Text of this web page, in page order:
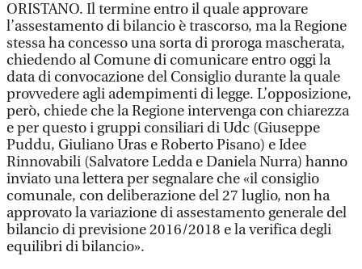
ORISTANO. Il termine entro il quale approvare
l’assestamento di bilancio è trascorso, ma la Regione
stessa ha concesso una sorta di proroga mascherata,
chiedendo al Comune di comunicare entro oggi la
data di convocazione del Consiglio durante la quale
provvedere agli adempimenti di legge. L’opposizione,
però, chiede che la Regione intervenga con chiarezza
e per questo i gruppi consiliari di Udc (Giuseppe
Puddu, Giuliano Uras e Roberto Pisano) e Idee
Rinnovabili (Salvatore Ledda e Daniela Nurra) hanno
inviato una lettera per segnalare che «il consiglio
comunale, con deliberazione del 27 luglio, non ha
approvato la variazione di assestamento generale del
bilancio di previsione 2016/2018 e la verifica degli
equilibri di bilancio».